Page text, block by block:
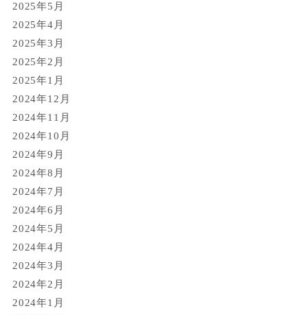
2025年5月
2025年4月
2025年3月
2025年2月
2025年1月
2024年12月
2024年11月
2024年10月
2024年9月
2024年8月
2024年7月
2024年6月
2024年5月
2024年4月
2024年3月
2024年2月
2024年1月